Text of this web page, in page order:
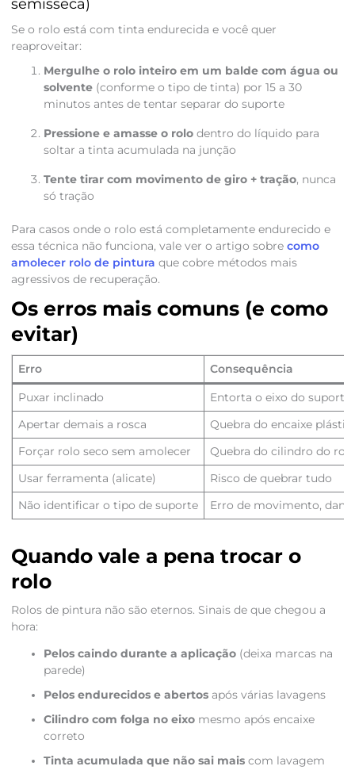
semisseca)
Se o rolo está com tinta endurecida e você quer
reaproveitar:
Mergulhe o rolo inteiro em um balde com água ou
solvente(conforme o tipo de tinta) por 15 a 30
minutos antes de tentar separar do suporte
Pressione e amasse o rolodentro do líquido para
soltar a tinta acumulada na junção
Tente tirar com movimento de giro + tração, nunca
só tração
Para casos onde o rolo está completamente endurecido e
essa técnica não funciona, vale ver o artigo sobre como
amolecer rolo de pintura que cobre métodos mais
agressivos de recuperação.
Os erros mais comuns (e como
evitar)
Erro Consequência
Puxar inclinado Entorta o eixo do suporte
Apertar demais a rosca Quebra do encaixe
Forçar rolo seco sem amolecer Quebra do cilindro do rolo
Usar ferramenta (alicate) Risco de quebrar tudo
Não identificar o tipo de suporte Erro de movimento, dano
Quando vale a pena trocar o
rolo
Rolos de pintura não são eternos. Sinais de que chegou a
hora:
Pelos caindo durante a aplicação(deixa marcas na
parede)
Pelos endurecidos e abertosapós várias lavagens
Cilindro com folga no eixomesmo após encaixe
correto
Tinta acumulada que não sai maiscom lavagem